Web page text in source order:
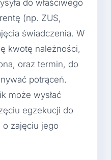
do właściwego
(np. ZUS,
świadczenia. W
kwotę należności,
oraz termin, do
potrąceń.
może wysłać
egzekucji do
o zajęciu jego